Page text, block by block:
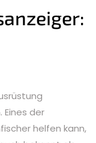
der
helfen kann,